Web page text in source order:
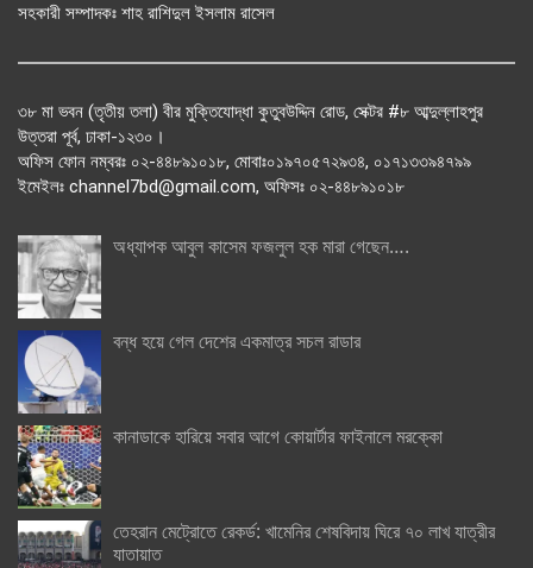
সহকারী সম্পাদকঃ শাহ রাশিদুল ইসলাম রাসেল
৩৮ মা ভবন (তৃতীয় তলা) বীর মুক্তিযোদ্ধা কুতুবউদ্দিন রোড, সেক্টর #৮ আব্দুল্লাহপুর
উত্তরা পূর্ব, ঢাকা-১২৩০।
অফিস ফোন নম্বরঃ ০২-৪৪৮৯১০১৮, মোবাঃ০১৯৭০৫৭২৯৩৪, ০১৭১৩৩৯৪৭৯৯
ইমেইলঃ channel7bd@gmail.com, অফিসঃ ০২-৪৪৮৯১০১৮
অধ্যাপক আবুল কাসেম ফজলুল হক মারা গেছেন….
বন্ধ হয়ে গেল দেশের একমাত্র সচল রাডার
কানাডাকে হারিয়ে সবার আগে কোয়ার্টার ফাইনালে মরক্কো
তেহরান মেট্রোতে রেকর্ড: খামেনির শেষবিদায় ঘিরে ৭০ লাখ যাত্রীর
যাতায়াত